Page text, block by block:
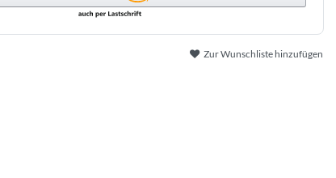
Zur Wunschliste hinzufügen